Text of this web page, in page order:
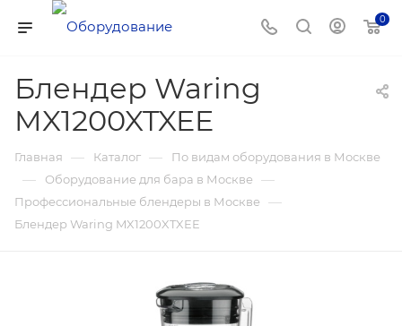
0
Блендер Waring
MX1200XTXEE
Главная — Каталог — По видам оборудования в Москве
— Оборудование для бара в Москве —
Профессиональные блендеры в Москве —
Блендер Waring MX1200XTXEE